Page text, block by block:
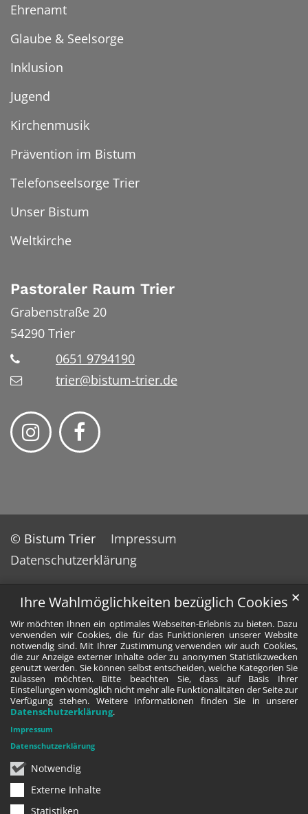
Ihre Wahlmöglichkeiten bezüglich Cookies
Wir möchten Ihnen ein optimales Webseiten-Erlebnis zu bieten. Dazu
verwenden wir Cookies, die für das Funktionieren unserer Website
notwendig sind. Mit Ihrer Zustimmung verwenden wir auch Cookies,
die zur Anzeige externer Inhalte oder zu anonymen Statistikzwecken
genutzt werden. Sie können selbst entscheiden, welche Kategorien Sie
zulassen möchten. Bitte beachten Sie, dass auf Basis Ihrer
Einstellungen womöglich nicht mehr alle Funktionalitäten der Seite zur
Verfügung stehen. Weitere Informationen finden Sie in unserer
Datenschutzerklärung.
Notwendig
Externe Inhalte
Statistiken
✕
Impressum
Datenschutzerklärung
Ehrenamt
Glaube & Seelsorge
Inklusion
Jugend
Kirchenmusik
Prävention im Bistum
Telefonseelsorge Trier
Unser Bistum
Weltkirche
Pastoraler Raum Trier
Grabenstraße 20
54290 Trier
0651 9794190
trier@bistum-trier.de
© Bistum Trier
Impressum
Datenschutzerklärung